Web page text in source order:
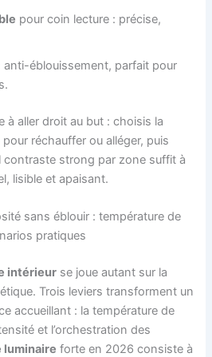
pour coin lecture : précise,
anti-éblouissement, parfait pour
à aller droit au but : choisis la
réchauffer ou alléger, puis
contraste strong par zone suffit à
lisible et apaisant.
sans éblouir : température de
pratiques
intérieur se joue autant sur la
Trois leviers transforment un
accueillant : la température de
et l’orchestration des
luminaire forte en 2026 consiste à